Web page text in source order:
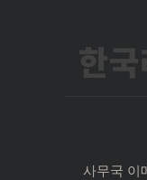
한
사무국 이